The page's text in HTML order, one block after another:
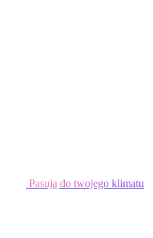
Pasują do twojego klimatu